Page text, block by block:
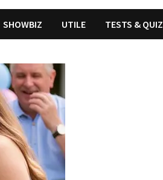
SHOWBIZ UTILE TESTS & QUIZ